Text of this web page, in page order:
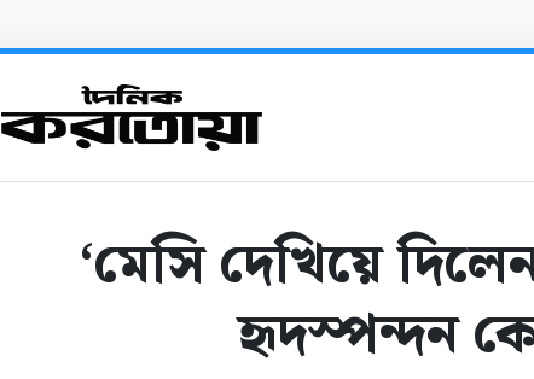
‘মেসি দেখিয়ে
হৃদস্পন্দন